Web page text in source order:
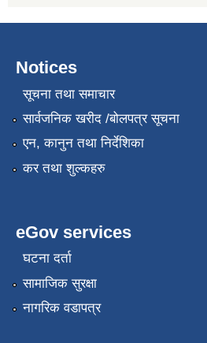
Notices
सूचना तथा समाचार
सार्वजनिक खरीद /बोलपत्र सूचना
एन, कानुन तथा निर्देशिका
कर तथा शुल्कहरु
eGov services
घटना दर्ता
सामाजिक सुरक्षा
नागरिक वडापत्र